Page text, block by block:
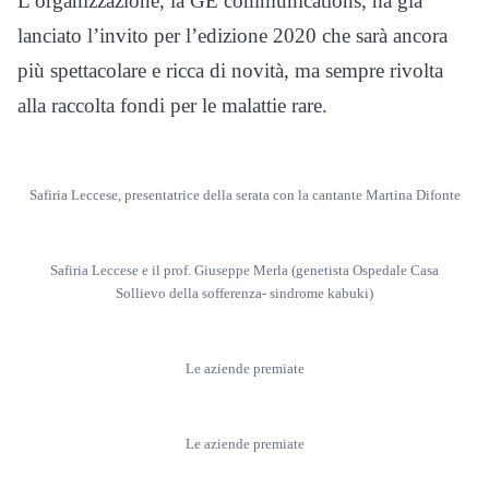
lanciato l’invito per l’edizione 2020 che sarà ancora
più spettacolare e ricca di novità, ma sempre rivolta
alla raccolta fondi per le malattie rare.
Safiria Leccese, presentatrice della serata con la cantante Martina Difonte
Safiria Leccese e il prof. Giuseppe Merla (genetista Ospedale Casa
Sollievo della sofferenza- sindrome kabuki)
Le aziende premiate
Le aziende premiate